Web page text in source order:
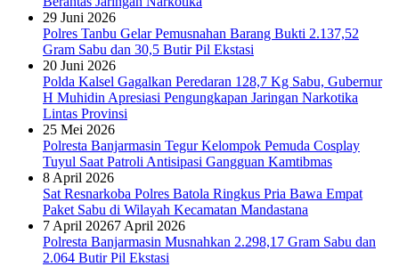
29 Juni 2026
Polres Tanbu Gelar Pemusnahan Barang Bukti 2.137,52
Gram Sabu dan 30,5 Butir Pil Ekstasi
20 Juni 2026
Polda Kalsel Gagalkan Peredaran 128,7 Kg Sabu, Gubernur
H Muhidin Apresiasi Pengungkapan Jaringan Narkotika
Lintas Provinsi
25 Mei 2026
Polresta Banjarmasin Tegur Kelompok Pemuda Cosplay
Tuyul Saat Patroli Antisipasi Gangguan Kamtibmas
8 April 2026
Sat Resnarkoba Polres Batola Ringkus Pria Bawa Empat
Paket Sabu di Wilayah Kecamatan Mandastana
7 April 20267 April 2026
Polresta Banjarmasin Musnahkan 2.298,17 Gram Sabu dan
2.064 Butir Pil Ekstasi